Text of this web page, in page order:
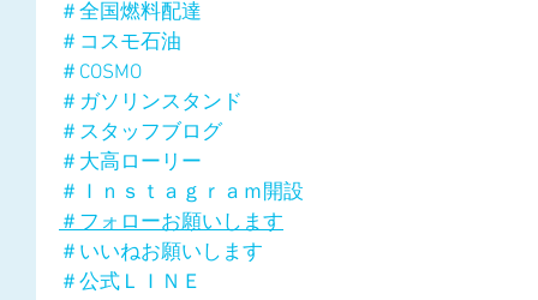
＃全国燃料配達
＃コスモ石油
＃COSMO
＃ガソリンスタンド
＃スタッフブログ
＃大高ローリー
＃Ｉｎｓｔａｇｒａｍ開設
＃フォローお願いします
＃いいねお願いします
＃公式ＬＩＮＥ